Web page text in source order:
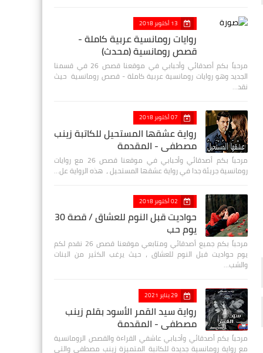
13 أكتوبر 2018
روايات رومانسية عربية كاملة -
قصص رومانسية (محدث)
مرحباً بكم أصدقائي وأحبابي في موقعنا قصص 26 في قسمنا
الجديد وهو روايات رومانسية عربية كاملة - قصص رومانسية حيث
نقد…
07 أكتوبر 2018
رواية عشقها المستحيل للكاتبة زينب
مصطفي - المقدمة
مرحباً بكم أصدقائي وأحبابي في موقعنا قصص 26 مع روايات
رومانسية جريئة جدا في رواية عشقها المستحيل ، هذه الرواية عل…
02 أكتوبر 2018
حواديت قبل النوم للعشاق / قصة 30
يوم حب
مرحباً بكم جميع أصدقائي ومتابعي موقعنا قصص 26 نقدم لكم
يوم حواديت قبل النوم للعشاق ، حيث يرغب الكثير من البنات
والشب…
29 يناير 2021
رواية سيد القمر الأسود بقلم زينب
مصطفي - المقدمة
مرحباً بكم أصدقائي وأحبابي عاشقي القراءة والقصص الرومانسية
مع رواية رومانسية جديدة للكاتبة المتميزة زينب مصطفى والتي